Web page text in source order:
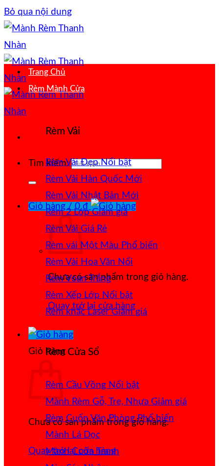
Bỏ qua nội dung
Tìm kiếm:
Giỏ hàng /0₫
Chưa có sản phẩm trong giỏ hàng.
Quay trở lại cửa hàng
Giỏ hàng
Chưa có sản phẩm trong giỏ hàng.
Quay trở lại cửa hàng
Trang Chủ
Rèm Mành Cửa
Rèm Vải
Rèm Vải Đẹp
Rèm Vải Hàn Quốc
Rèm Vải Nhật Bản
Rèm 2 Lớp
Rèm Vải Giá Rẻ
Rèm vải Một Màu
Rèm Vải Hoa Văn Nổi
Rèm Voan Trắng
Rèm Xếp Lớp
Rèm khắc Laser
Rèm Cửa Sổ
Rèm Cầu Vồng
Mành Rèm Gỗ, Tre, Nhựa
Rèm Cuốn Văn Phòng
Mành Lá Dọc
Mành Cuốn Tranh